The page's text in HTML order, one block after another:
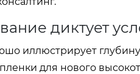
диктует
иллюстрирует
для нового